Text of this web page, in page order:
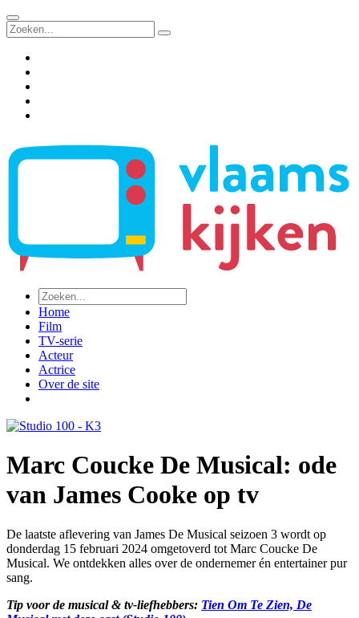
Home
Film
TV-serie
Acteur
Actrice
Over de site
Marc Coucke De Musical: ode
van James Cooke op tv
De laatste aflevering van James De Musical seizoen 3 wordt op
donderdag 15 februari 2024 omgetoverd tot Marc Coucke De
Musical. We ontdekken alles over de ondernemer én entertainer pur
sang.
Tip voor de musical & tv-liefhebbers: Tien Om Te Zien, De